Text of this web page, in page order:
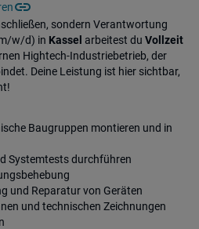
sondern Verantwortung
w/d) in Kassel arbeitest du Vollzeit
Hightech-Industriebetrieb, der
Deine Leistung ist hier sichtbar,
Baugruppen montieren und in
Systemtests durchführen
und Reparatur von Geräten
und technischen Zeichnungen